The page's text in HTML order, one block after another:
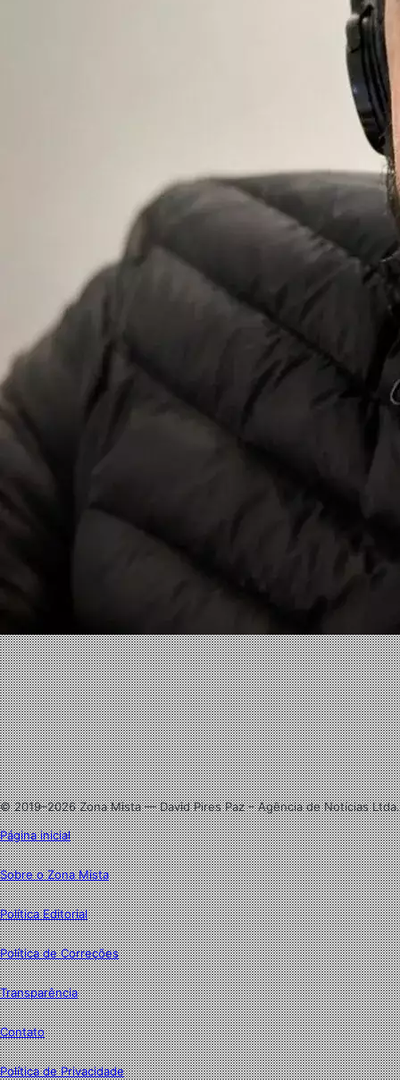
Facebook
X
Linkedin
Instagram
© 2019–2026 Zona Mista — David Pires Paz – Agência de Notícias Ltda.
Página inicial
Sobre o Zona Mista
Política Editorial
Política de Correções
Transparência
Contato
Política de Privacidade